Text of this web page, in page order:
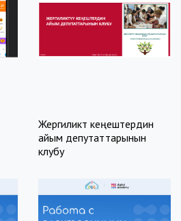
Year: 2022
Pages: 16
Publisher: Институт
политики развития
Жергиликтүү кеңештердин
айым депутаттарынын
клубу
Pages: 7